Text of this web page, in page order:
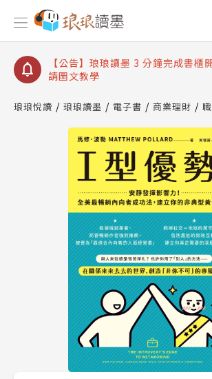
【公告】琅琅讀墨數位閱讀資產合
【公告】琅琅讀墨書櫃開通常見問
【公告】琅琅讀墨 3 分鐘完成書櫃
請圖文教學
查詢
【公告】琅琅讀墨數位閱讀資產合
琅琅悅讀 琅琅讀墨 電子書 商業理財